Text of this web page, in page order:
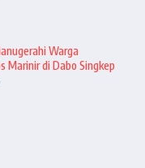
Warga
Marinir di Dabo Singkep